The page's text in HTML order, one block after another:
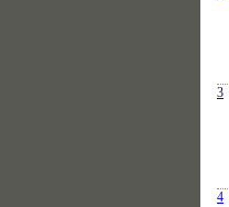
3
4